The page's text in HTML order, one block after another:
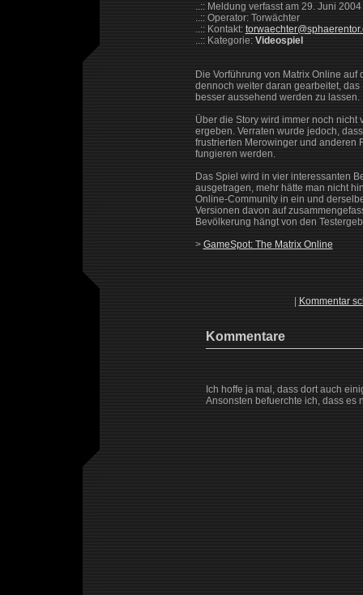
..:: Meldung verfasst am 29. Juni 2004
..:: Operator: Torwächter
..:: Kontakt:
..:: Kategorie: Videospiel
Die Vorführung von Matrix Online
dennoch weiter daran gearbeitet,
besser aussehend werden zu lassen.
Über die Story wird immer noch nicht
ergeben. Verraten wurde jedoch,
frustrierten Merowinger und anderen
fungieren werden.
Das Spiel wird in vier interessanten
ausgetragen, mehr hätte man nicht
Online-Community in ein und
Versionen davon auf
Bevölkerung hängt von den
> GameSpot: The Matrix Online
Kommentar
Kommentare
Ich hoffe ja mal, dass dort auch
Ansonsten befuerchte ich, dass es